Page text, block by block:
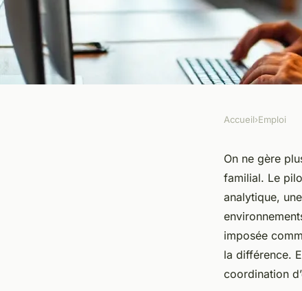
Carrières
diplôme en
10 min de lecture
Accueil›Emploi
On ne gère
familial. Le
analytique,
imposée
la différence.
coordination